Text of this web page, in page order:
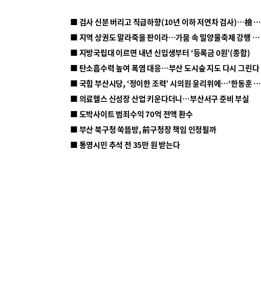
■ 검사 신분 버리고 직급하향(10년 이하 저연차 검사)…檢 중수청행 기피
■ 지역 상권도 말라죽을 판이라…가뭄 속 밀양물축제 강행 논란
■ 지방국립대 이르면 내년 신입생부터 ‘등록금 0원’(종합)
■ 탄소흡수력 높여 폭염 대응…부산 도시숲 지도 다시 그린다
■ 국힘 부산시당, ‘정이한 조력’ 시의원 윤리위에…‘한동훈 지지’도 신고접수
■ 의료헬스 신성장 산업 키운다더니…부산서구 준비 부실
■ 도박사이트 범죄수익 70억 전액 환수
■ 부산 북구청 쑥뜸방, 前구청장 책임 인정될까
■ 통영시민 추석 전 35만 원 받는다